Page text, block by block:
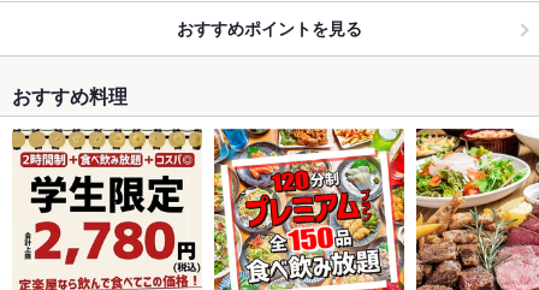
おすすめポイントを見る
おすすめ料理